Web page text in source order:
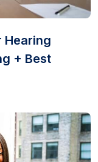
Hearing
+ Best